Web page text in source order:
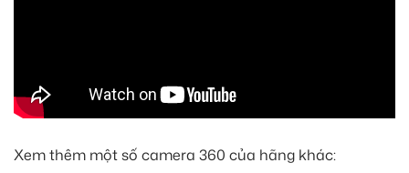
Xem thêm một số camera 360 của hãng khác: